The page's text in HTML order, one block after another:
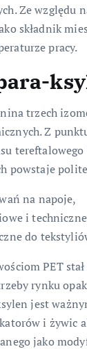
Ze względu
składnik
pracy.
trzech
Z
powstaje
na napoje,
i
do
PET
rynku
jest
i żywic
jako